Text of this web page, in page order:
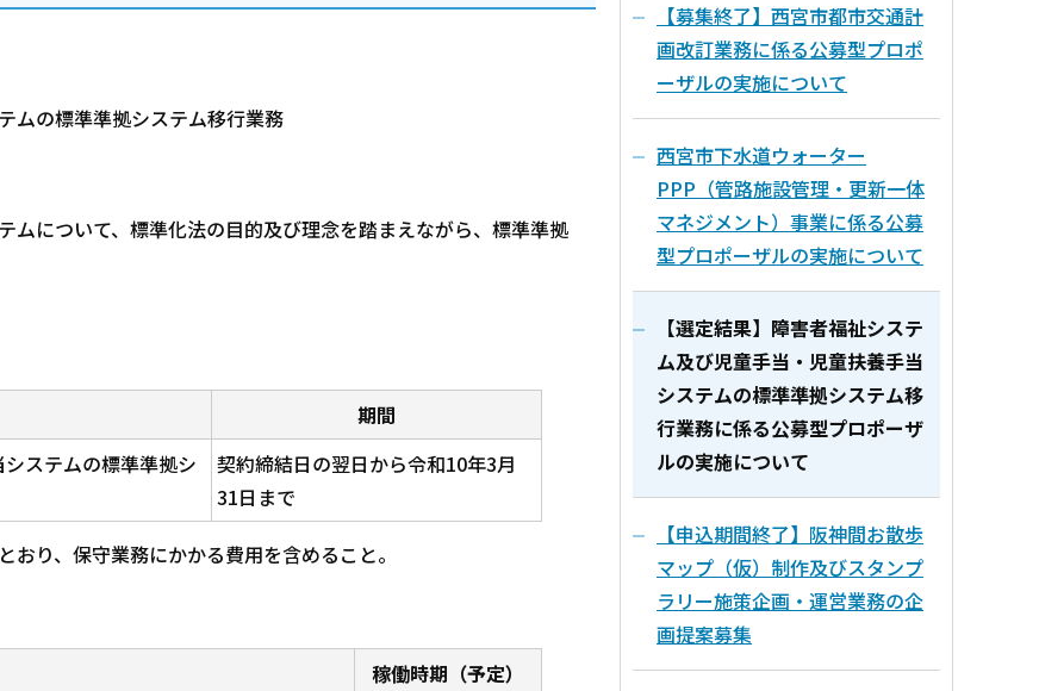
ムの標準準拠システム移行業務
ムについて、標準化法の目的及び理念を踏まえながら、標準準拠
期間
ステムの標準準拠シ
契約締結日の翌日から令和10年3月
31日まで
り、保守業務にかかる費用を含めること。
稼働時期（予定）
【募集終了】西宮市都市交通計
画改訂業務に係る公募型プロポ
ーザルの実施について
西宮市下水道ウォーター
PPP（管路施設管理・更新一体
マネジメント）事業に係る公募
型プロポーザルの実施について
【選定結果】障害者福祉システ
ム及び児童手当・児童扶養手当
システムの標準準拠システム移
行業務に係る公募型プロポーザ
ルの実施について
【申込期間終了】阪神間お散歩
マップ（仮）制作及びスタンプ
ラリー施策企画・運営業務の企
画提案募集